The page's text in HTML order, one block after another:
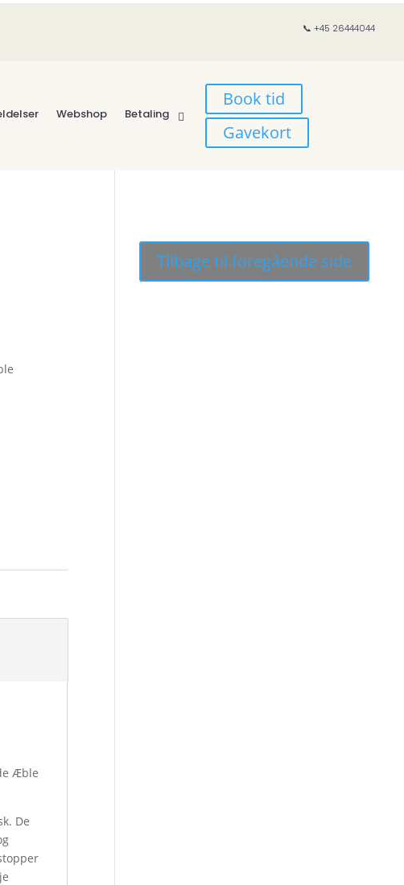
📞 +45 26444044
Webshop Betaling
Book tid
Gavekort
Æble
De